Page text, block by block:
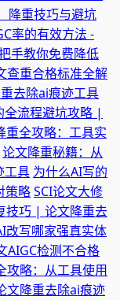
降重技巧与避坑
率的有效方法 -
手教你免费降低
查重合格标准全解
去除ai痕迹工具
全流程避坑攻略 |
重全攻略：工具实
论文降重秘籍：从
工具 为什么AI写的
策略SCI论文大修
技巧 | 论文降重去
改写哪家强真实体
AIGC检测不合格
攻略：从工具使用
文降重去除ai痕迹